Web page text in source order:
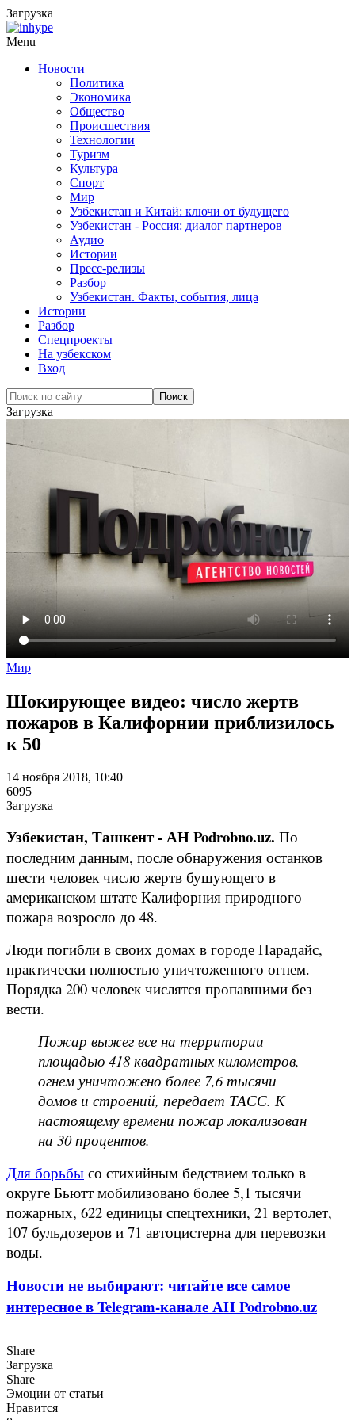
Загрузка
Menu
Новости
Политика
Экономика
Общество
Происшествия
Технологии
Туризм
Культура
Спорт
Мир
Узбекистан и Китай: ключи от будущего
Узбекистан - Россия: диалог партнеров
Аудио
Истории
Пресс-релизы
Разбор
Узбекистан. Факты, события, лица
Истории
Разбор
Спецпроекты
На узбекском
Вход
Загрузка
Мир
Шокирующее видео: число жертв
пожаров в Калифорнии приблизилось
к 50
14 ноября 2018, 10:40
6095
Загрузка
Узбекистан, Ташкент - АН Podrobno.uz. По
последним данным, после обнаружения останков
шести человек число жертв бушующего в
американском штате Калифорния природного
пожара возросло до 48.
Люди погибли в своих домах в городе Парадайс,
практически полностью уничтоженного огнем.
Порядка 200 человек числятся пропавшими без
вести.
Пожар выжег все на территории
площадью 418 квадратных километров,
огнем уничтожено более 7,6 тысячи
домов и строений, передает ТАСС. К
настоящему времени пожар локализован
на 30 процентов.
Для борьбы со стихийным бедствием только в
округе Бьютт мобилизовано более 5,1 тысячи
пожарных, 622 единицы спецтехники, 21 вертолет,
107 бульдозеров и 71 автоцистерна для перевозки
воды.
Новости не выбирают: читайте все самое
интересное в Telegram-канале АН Podrobno.uz
Share
Загрузка
Share
Эмоции от статьи
Нравится